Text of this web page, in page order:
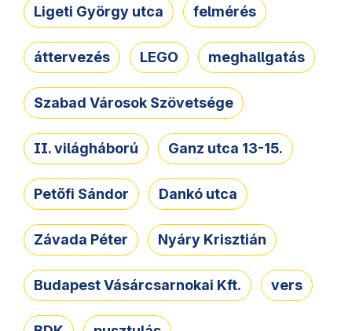
Ligeti György utca felmérés
áttervezés LEGO meghallgatás
Szabad Városok Szövetsége
II. világháború Ganz utca 13-15.
Petőfi Sándor Dankó utca
Závada Péter Nyáry Krisztián
Budapest Vásárcsarnokai Kft. vers